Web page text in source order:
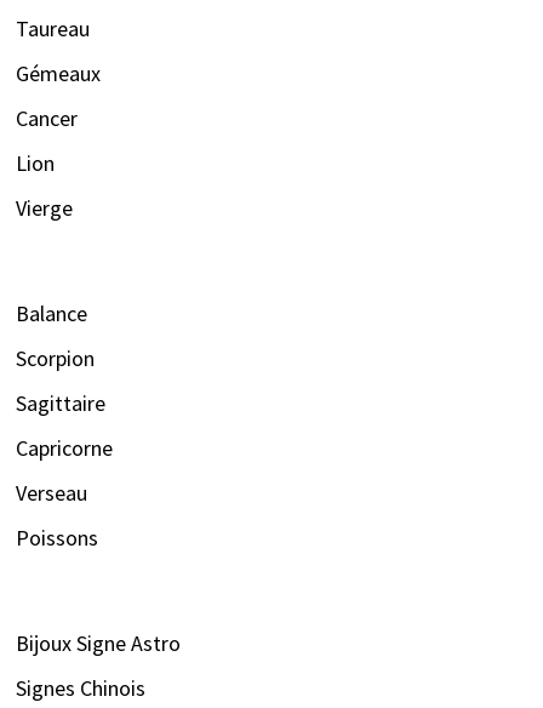
Taureau
Gémeaux
Cancer
Lion
Vierge
Balance
Scorpion
Sagittaire
Capricorne
Verseau
Poissons
Bijoux Signe Astro
Signes Chinois